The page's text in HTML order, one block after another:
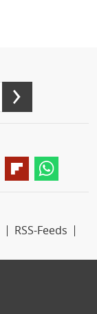
RSS-Feeds